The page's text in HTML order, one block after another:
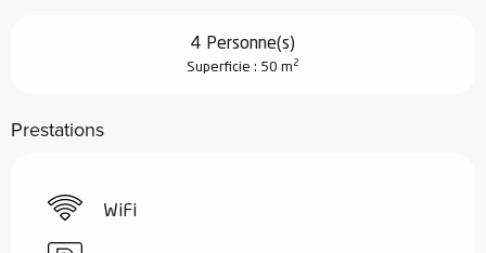
4 Personne(s)
Superficie : 50 m 2
Prestations
WiFi